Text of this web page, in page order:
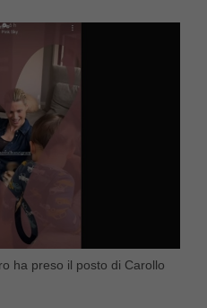
ha preso il posto di Carollo